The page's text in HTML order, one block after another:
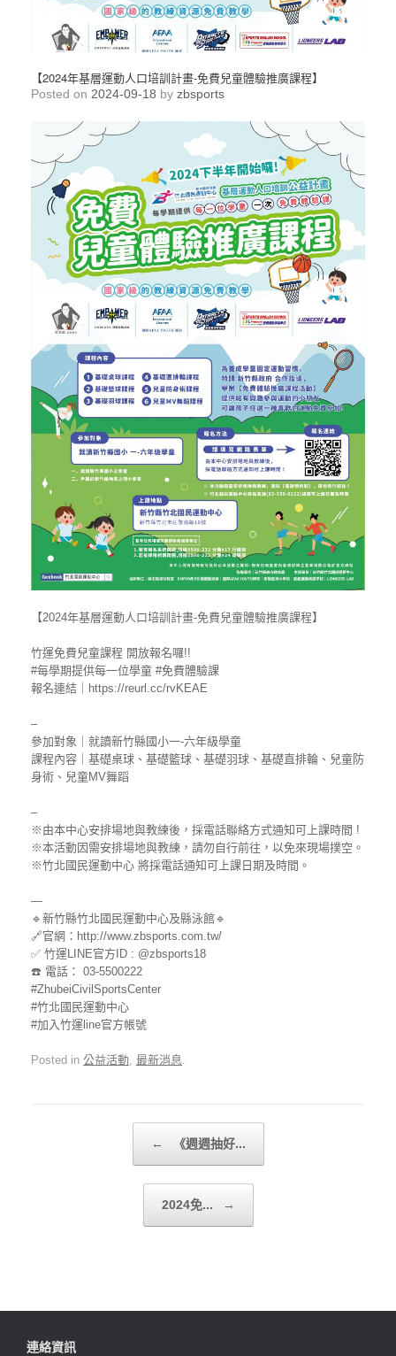
【2024年基層運動人口培訓計畫-免費兒童體驗推廣課程】
Posted on 2024-09-18 by zbsports
【2024年基層運動人口培訓計畫-免費兒童體驗推廣課程】
竹運免費兒童課程 開放報名囉!!
#每學期提供每一位學童 #免費體驗課
報名連結｜https://reurl.cc/rvKEAE
–
參加對象｜就讀新竹縣國小一-六年級學童
課程內容｜基礎桌球、基礎籃球、基礎羽球、基礎直排輪、兒童防
身術、兒童MV舞蹈
–
※由本中心安排場地與教練後，採電話聯絡方式通知可上課時間 !
※本活動因需安排場地與教練，請勿自行前往，以免來現場撲空。
※竹北國民運動中心 將採電話通知可上課日期及時間。
—
🔹新竹縣竹北國民運動中心及縣泳館🔹
🔗官網：http://www.zbsports.com.tw/
✅ 竹運LINE官方ID : @zbsports18
☎️ 電話： 03-5500222
#ZhubeiCivilSportsCenter
#竹北國民運動中心
#加入竹運line官方帳號
Posted in 公益活動 最新消息
← 《週週抽好...
2024免... →
連絡資訊